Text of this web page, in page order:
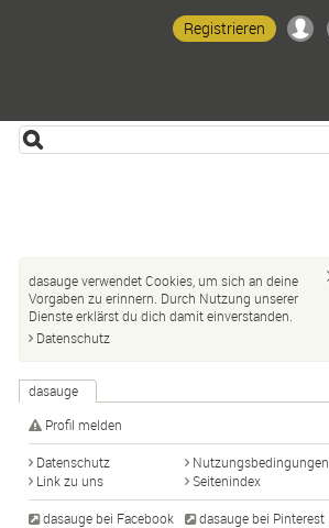
Registrieren
dasauge verwendet Cookies, um sich an deine
Vorgaben zu erinnern. Durch Nutzung unserer
Dienste erklärst du dich damit einverstanden.
Datenschutz
dasauge
Profil melden
Datenschutz
Nutzungsbedingungen
Link zu uns
Seitenindex
dasauge bei Facebook dasauge bei Pinterest